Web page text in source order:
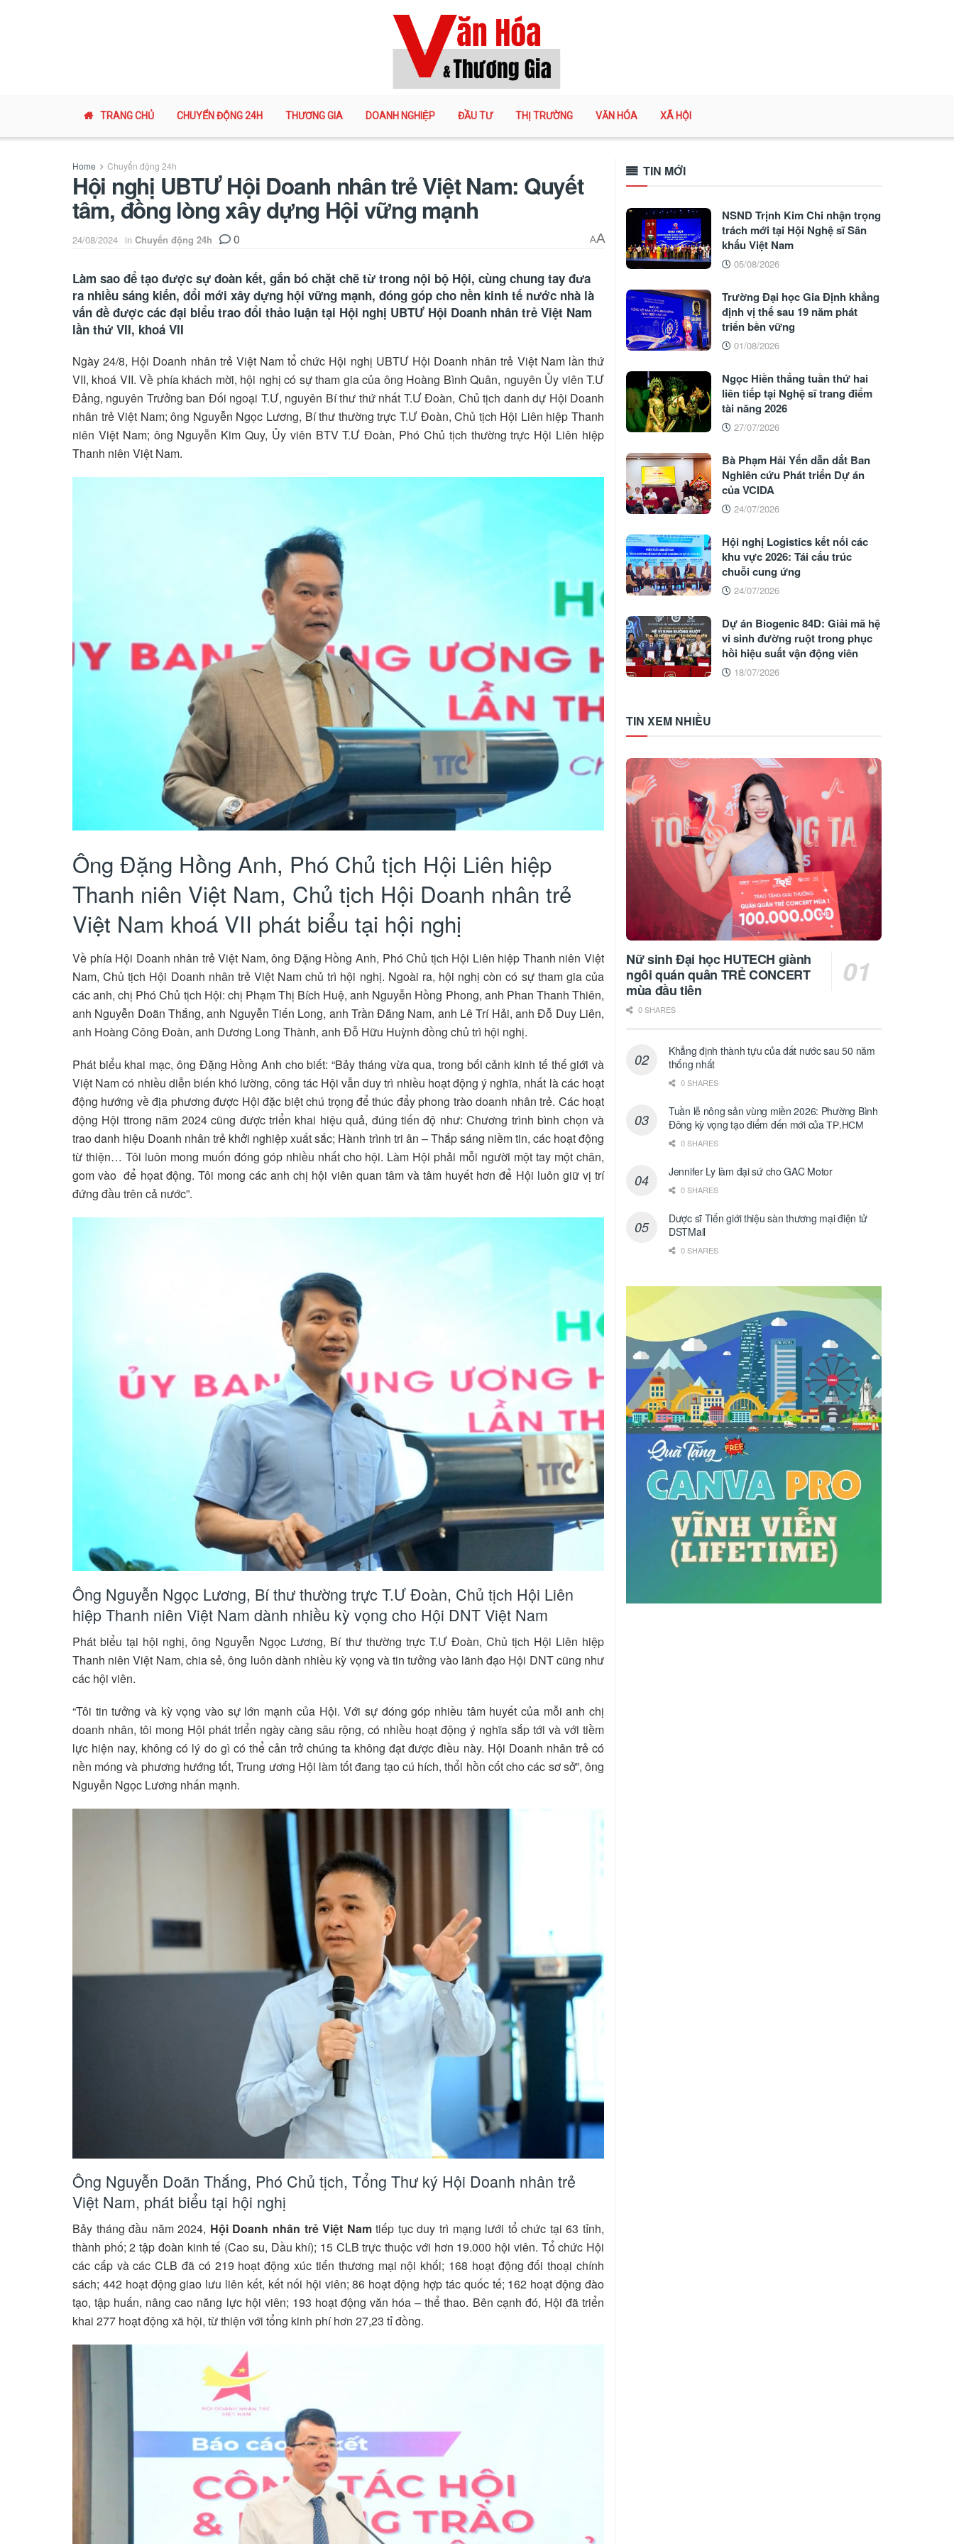
TRANG CHỦ CHUYỂN ĐỘNG 24H THƯƠNG GIA DOANH NGHIỆP ĐẦU TƯ THỊ TRƯỜNG VĂN HÓA XÃ HỘI
Home Chuyển động 24h
Hội nghị UBTƯ Hội Doanh nhân trẻ Việt Nam: Quyết
tâm, đồng lòng xây dựng Hội vững mạnh
24/08/2024 in Chuyển động 24h 0 AA
Làm sao để tạo được sự đoàn kết, gắn bó chặt chẽ từ trong nội bộ Hội, cùng chung tay đưa
ra nhiều sáng kiến, đổi mới xây dựng hội vững mạnh, đóng góp cho nền kinh tế nước nhà là
vấn đề được các đại biểu trao đổi thảo luận tại Hội nghị UBTƯ Hội Doanh nhân trẻ Việt Nam
lần thứ VII, khoá VII
Ngày 24/8, Hội Doanh nhân trẻ Việt Nam tổ chức Hội nghị UBTƯ Hội Doanh nhân trẻ Việt Nam lần thứ
VII, khoá VII. Về phía khách mời, hội nghị có sự tham gia của ông Hoàng Bình Quân, nguyên Ủy viên T.Ư
Đảng, nguyên Trưởng ban Đối ngoại T.Ư, nguyên Bí thư thứ nhất T.Ư Đoàn, Chủ tịch danh dự Hội Doanh
nhân trẻ Việt Nam; ông Nguyễn Ngọc Lương, Bí thư thường trực T.Ư Đoàn, Chủ tịch Hội Liên hiệp Thanh
niên Việt Nam; ông Nguyễn Kim Quy, Ủy viên BTV T.Ư Đoàn, Phó Chủ tịch thường trực Hội Liên hiệp
Thanh niên Việt Nam.
Ông Đặng Hồng Anh, Phó Chủ tịch Hội Liên hiệp
Thanh niên Việt Nam, Chủ tịch Hội Doanh nhân trẻ
Việt Nam khoá VII phát biểu tại hội nghị
Về phía Hội Doanh nhân trẻ Việt Nam, ông Đặng Hồng Anh, Phó Chủ tịch Hội Liên hiệp Thanh niên Việt
Nam, Chủ tịch Hội Doanh nhân trẻ Việt Nam chủ trì hội nghị. Ngoài ra, hội nghị còn có sự tham gia của
các anh, chị Phó Chủ tịch Hội: chị Phạm Thị Bích Huệ, anh Nguyễn Hồng Phong, anh Phan Thanh Thiên,
anh Nguyễn Doãn Thắng, anh Nguyễn Tiến Long, anh Trần Đăng Nam, anh Lê Trí Hải, anh Đỗ Duy Liên,
anh Hoàng Công Đoàn, anh Dương Long Thành, anh Đỗ Hữu Huỳnh đồng chủ trì hội nghị.
Phát biểu khai mạc, ông Đặng Hồng Anh cho biết: “Bảy tháng vừa qua, trong bối cảnh kinh tế thế giới và
Việt Nam có nhiều diễn biến khó lường, công tác Hội vẫn duy trì nhiều hoạt động ý nghĩa, nhất là các hoạt
động hướng về địa phương được Hội đặc biệt chú trọng để thúc đẩy phong trào doanh nhân trẻ. Các hoạt
động Hội ttrong năm 2024 cũng được triển khai hiệu quả, đúng tiến độ như: Chương trình bình chọn và
trao danh hiệu Doanh nhân trẻ khởi nghiệp xuất sắc; Hành trình tri ân – Thắp sáng niềm tin, các hoạt động
từ thiện… Tôi luôn mong muốn đóng góp nhiều nhất cho hội. Làm Hội phải mỗi người một tay một chân,
gom vào để họat động. Tôi mong các anh chị hội viên quan tâm và tâm huyết hơn để Hội luôn giữ vị trí
đứng đầu trên cả nước”.
Ông Nguyễn Ngọc Lương, Bí thư thường trực T.Ư Đoàn, Chủ tịch Hội Liên
hiệp Thanh niên Việt Nam dành nhiều kỳ vọng cho Hội DNT Việt Nam
Phát biểu tại hội nghị, ông Nguyễn Ngọc Lương, Bí thư thường trực T.Ư Đoàn, Chủ tịch Hội Liên hiệp
Thanh niên Việt Nam, chia sẻ, ông luôn dành nhiều kỳ vọng và tin tưởng vào lãnh đạo Hội DNT cũng như
các hội viên.
“Tôi tin tưởng và kỳ vọng vào sự lớn mạnh của Hội. Với sự đóng góp nhiều tâm huyết của mỗi anh chị
doanh nhân, tôi mong Hội phát triển ngày càng sâu rộng, có nhiều hoạt động ý nghĩa sắp tới và với tiềm
lực hiện nay, không có lý do gì có thể cản trở chúng ta không đạt được điều này. Hội Doanh nhân trẻ có
nền móng và phương hướng tốt, Trung ương Hội làm tốt đang tạo cú hích, thổi hồn cốt cho các sơ sở”, ông
Nguyễn Ngọc Lương nhấn mạnh.
Ông Nguyễn Doãn Thắng, Phó Chủ tịch, Tổng Thư ký Hội Doanh nhân trẻ
Việt Nam, phát biểu tại hội nghị
Bảy tháng đầu năm 2024, Hội Doanh nhân trẻ Việt Namtiếp tục duy trì mạng lưới tổ chức tại 63 tỉnh,
thành phố; 2 tập đoàn kinh tế (Cao su, Dầu khí); 15 CLB trực thuộc với hơn 19.000 hội viên. Tổ chức Hội
các cấp và các CLB đã có 219 hoạt động xúc tiến thương mại nội khối; 168 hoạt động đối thoại chính
sách; 442 hoạt động giao lưu liên kết, kết nối hội viên; 86 hoạt động hợp tác quốc tế; 162 hoạt động đào
tạo, tập huấn, nâng cao năng lực hội viên; 193 hoạt động văn hóa – thể thao. Bên cạnh đó, Hội đã triển
khai 277 hoạt động xã hội, từ thiện với tổng kinh phí hơn 27,23 tỉ đồng.
TIN MỚI
NSND Trịnh Kim Chi nhận trọng
trách mới tại Hội Nghệ sĩ Sân
khấu Việt Nam
05/08/2026
Trường Đại học Gia Định khẳng
định vị thế sau 19 năm phát
triển bền vững
01/08/2026
Ngọc Hiền thắng tuần thứ hai
liên tiếp tại Nghệ sĩ trang điểm
tài năng 2026
27/07/2026
Bà Phạm Hải Yến dẫn dắt Ban
Nghiên cứu Phát triển Dự án
của VCIDA
24/07/2026
Hội nghị Logistics kết nối các
khu vực 2026: Tái cấu trúc
chuỗi cung ứng
24/07/2026
Dự án Biogenic 84D: Giải mã hệ
vi sinh đường ruột trong phục
hồi hiệu suất vận động viên
18/07/2026
TIN XEM NHIỀU
Nữ sinh Đại học HUTECH giành
ngôi quán quân TRẺ CONCERT
mùa đầu tiên
0 SHARES
Khẳng định thành tựu của đất nước sau 50 năm
thống nhất
0 SHARES
Tuần lễ nông sản vùng miền 2026: Phường Bình
Đông kỳ vọng tạo điểm đến mới của ТР.НСМ
0 SHARES
Jennifer Ly làm đại sứ cho GAC Motor
0 SHARES
Dược sĩ Tiến giới thiệu sàn thương mại điện tử
DSTMall
0 SHARES